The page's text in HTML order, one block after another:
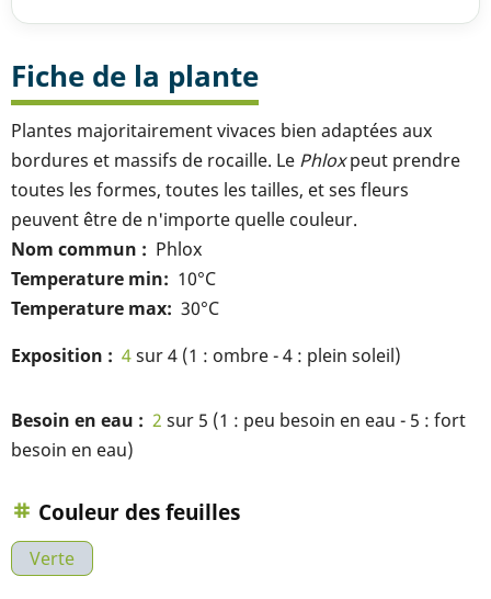
Fiche de la plante
Plantes majoritairement vivaces bien adaptées aux
bordures et massifs de rocaille. Le Phloxpeut prendre
toutes les formes, toutes les tailles, et ses fleurs
peuvent être de n'importe quelle couleur.
Nom commun
Phlox
Temperature min
10°C
Temperature max 30°C
Exposition
4sur 4 (1 : ombre - 4 : plein soleil)
Besoin en eau 2 sur 5 (1 : peu besoin en eau - 5 : fort
besoin en eau)
Couleur des feuilles
Verte